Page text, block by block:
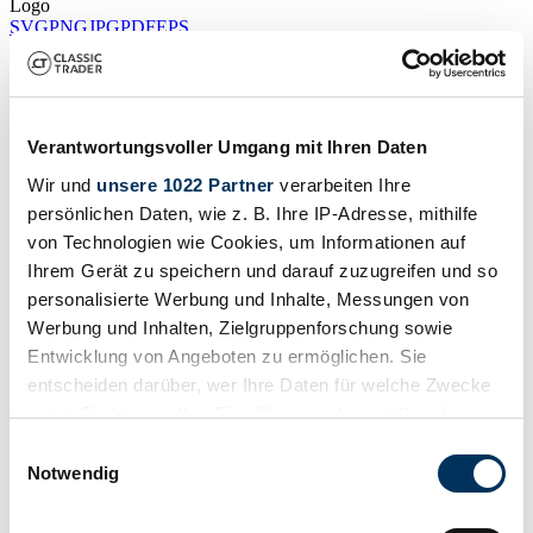
Verantwortungsvoller Umgang mit Ihren Daten
Wir und unsere 1022 Partner verarbeiten Ihre
persönlichen Daten, wie z. B. Ihre IP-Adresse, mithilfe
von Technologien wie Cookies, um Informationen auf
Ihrem Gerät zu speichern und darauf zuzugreifen und so
personalisierte Werbung und Inhalte, Messungen von
Werbung und Inhalten, Zielgruppenforschung sowie
Entwicklung von Angeboten zu ermöglichen. Sie
entscheiden darüber, wer Ihre Daten für welche Zwecke
nutzt. Sie können Ihre Einwilligung jederzeit über die
Trigger Symbol ändern oder widerrufen
Notwendig
Logo
SVGPNGJPGPDFEPS